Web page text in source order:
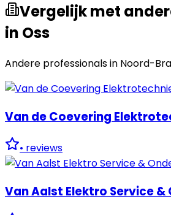
Vergelijk met
in Oss
Andere professionals in Noord-
Van de Coevering
• reviews
Van Aalst Elektro Service &